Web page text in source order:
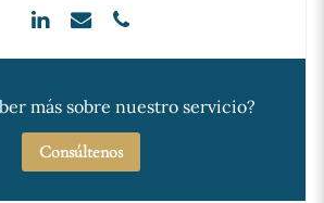
más sobre nuestro servicio?
Consúltenos